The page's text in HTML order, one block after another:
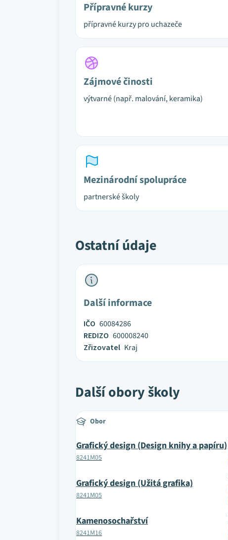
Přípravné kurzy
přípravné kurzy pro uchazeče
Zájmové činosti
výtvarné (např. malování, keramika)
Mezinárodní spolupráce
partnerské školy
Ostatní údaje
Další informace
IČO 60084286
REDIZO 600008240
Zřizovatel Kraj
Další obory školy
Obor
Grafický design (Design knihy a papíru)
8241M05
Grafický design (Užitá grafika)
8241M05
Kamenosochařství
8241M16